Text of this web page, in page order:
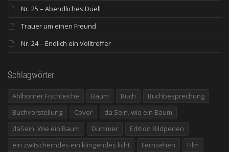
Nr. 25 – Abendliches Duell
Trauer um einen Freund
Nr. 24 – Endlich ein Volltreffer
Schlagwörter
Ahlhorner Fischteiche Baum Buch
Buchbesprechung
Buchvorstellung
Cover
da Sein. wie ein Baum
daSein. Wie ein Baum
Dümmer
Edition Bildperlen
ein zwitscherndes ein klingendes licht
Fernsehen
Film